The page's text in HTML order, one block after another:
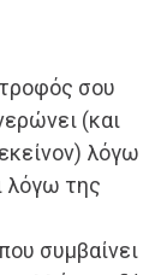
σου
(και
λόγω
λόγω της
συμβαίνει